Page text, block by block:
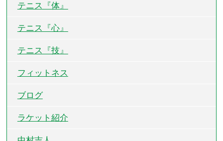
テニス『体』
テニス『心』
テニス『技』
フィットネス
ブログ
ラケット紹介